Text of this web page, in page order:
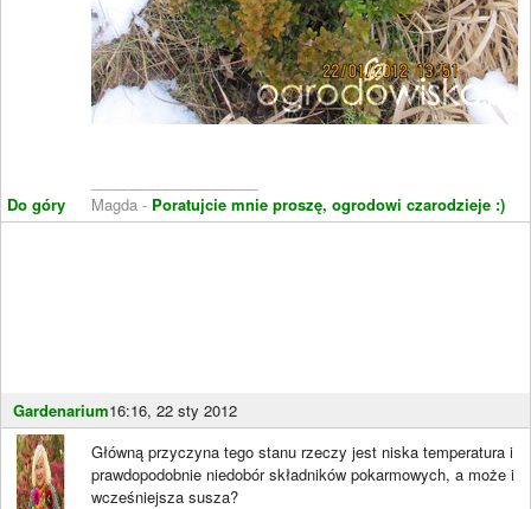
Do góry
Magda - Poratujcie mnie proszę, ogrodowi czarodzieje :)
Gardenarium16:16, 22 sty 2012
Główną przyczyna tego stanu rzeczy jest niska temperatura i
prawdopodobnie niedobór składników pokarmowych, a może i
wcześniejsza susza?